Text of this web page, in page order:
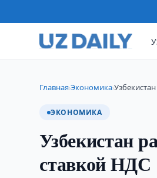
Главная›Экономика›
ЭКОНОМИКА
Узбекистан
ставкой НДС